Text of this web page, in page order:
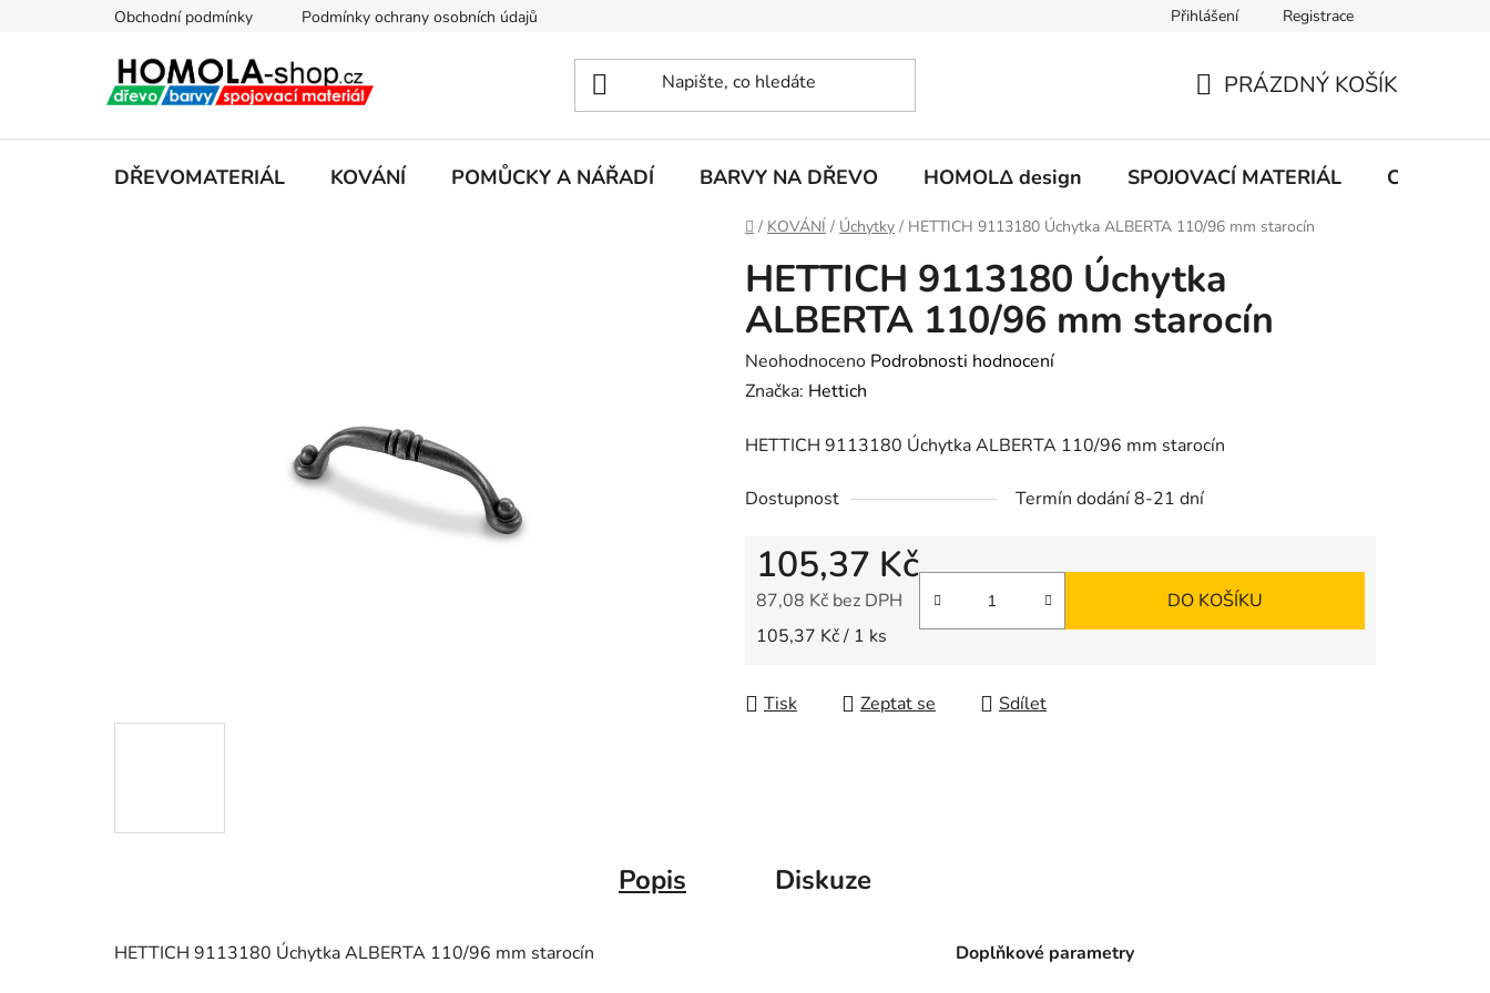
Obchodní podmínky Podmínky ochrany osobních údajů Přihlášení Registrace
KOŠÍK
PRÁZDNÝ KOŠÍK
DŘEVOMATERIÁL KOVÁNÍ POMŮCKY A NÁŘADÍ BARVY NA DŘEVO HOMOLΔ design SPOJOVACÍ MATERIÁL CHEMIE
Domů
/ KOVÁNÍ / Úchytky / HETTICH 9113180 Úchytka ALBERTA 110/96 mm starocín
HETTICH 9113180 Úchytka
ALBERTA 110/96 mm starocín
Průměrné
hodnocení
je
z
hvězdiček.
Neohodnoceno Podrobnosti hodnocení
Značka: Hettich
HETTICH 9113180 Úchytka ALBERTA 110/96 mm starocín
Dostupnost Termín dodání 8-21 dní
105,37 Kč
87,08 Kč bez DPH
Měrná cena:
105,37 Kč / 1 ks
DO KOŠÍKU
Tisk Zeptat se Sdílet
Popis Diskuze
HETTICH 9113180 Úchytka ALBERTA 110/96 mm starocín Doplňkové parametry